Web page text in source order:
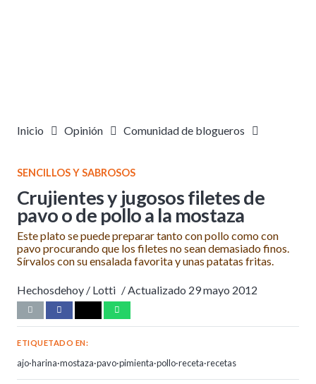
Inicio Opinión Comunidad de blogueros
SENCILLOS Y SABROSOS
Crujientes y jugosos filetes de
pavo o de pollo a la mostaza
Este plato se puede preparar tanto con pollo como con
pavo procurando que los filetes no sean demasiado finos.
Sírvalos con su ensalada favorita y unas patatas fritas.
Hechosdehoy / Lotti / Actualizado 29 mayo 2012
ETIQUETADO EN:
ajo·harina·mostaza·pavo·pimienta·pollo·receta·recetas